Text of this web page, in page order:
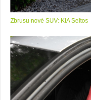
Zbrusu nové SUV: KIA Seltos